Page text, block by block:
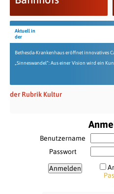
Aktuell in
der
Bethesda-Krankenhaus eröffnet innovatives
„Sinneswandel“: Aus einer Vision wird ein
der Rubrik Kultur
Benutzername
Passwort